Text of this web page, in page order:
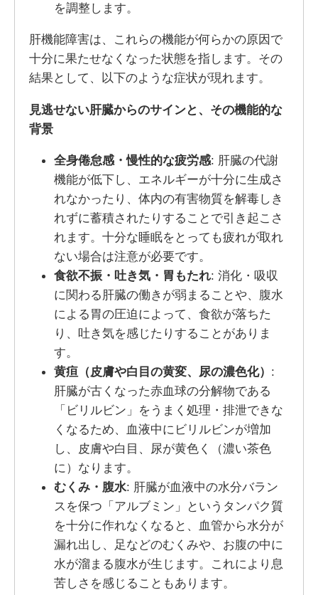
を調整します。
肝機能障害は、これらの機能が何らかの原因で
十分に果たせなくなった状態を指します。その
結果として、以下のような症状が現れます。
見逃せない肝臓からのサインと、その機能的な
背景
全身倦怠感・慢性的な疲労感: 肝臓の代謝
機能が低下し、エネルギーが十分に生成さ
れなかったり、体内の有害物質を解毒しき
れずに蓄積されたりすることで引き起こさ
れます。十分な睡眠をとっても疲れが取れ
ない場合は注意が必要です。
食欲不振・吐き気・胃もたれ: 消化・吸収
に関わる肝臓の働きが弱まることや、腹水
による胃の圧迫によって、食欲が落ちた
り、吐き気を感じたりすることがありま
す。
黄疸（皮膚や白目の黄変、尿の濃色化） :
肝臓が古くなった赤血球の分解物である
「ビリルビン」をうまく処理・排泄できな
くなるため、血液中にビリルビンが増加
し、皮膚や白目、尿が黄色く（濃い茶色
に）なります。
むくみ・腹水: 肝臓が血液中の水分バラン
スを保つ「アルブミン」というタンパク質
を十分に作れなくなると、血管から水分が
漏れ出し、足などのむくみや、お腹の中に
水が溜まる腹水が生じます。これにより息
苦しさを感じることもあります。